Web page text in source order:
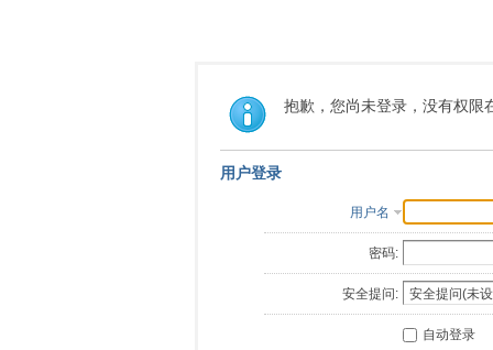
抱歉，您尚未登录，没有权限
用户登录
用户名
密码:
安全提问:
自动登录